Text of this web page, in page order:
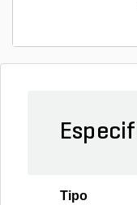
Tipo